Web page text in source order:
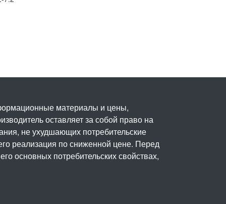
материалы и цены,
оставляет за собой право на
не ухудшающих потребительские
реализация по сниженной цене. Перед
основных потребительских свойствах,